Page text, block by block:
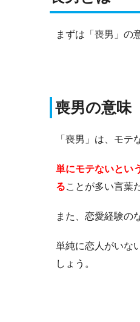
まずは「喪男」の
喪男の意味
「喪男」は、モテ
単にモテないとい
ることが多い言葉
また、恋愛経験の
単純に恋人がいな
しょう。